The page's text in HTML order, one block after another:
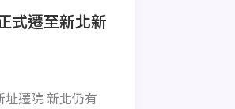
式遷至新北新
遷院 新北仍有